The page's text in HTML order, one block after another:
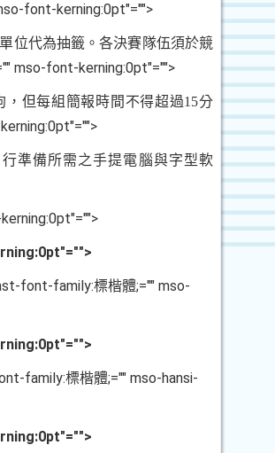
font-kerning:0pt"="">
位代為抽籤。各決賽隊伍須於競
mso-font-kerning:0pt"="">
，但每組簡報時間不得超過15分
準備所需之手提電腦與字型軟
font-family:標楷體;="" mso-
family:標楷體;="" mso-hansi-